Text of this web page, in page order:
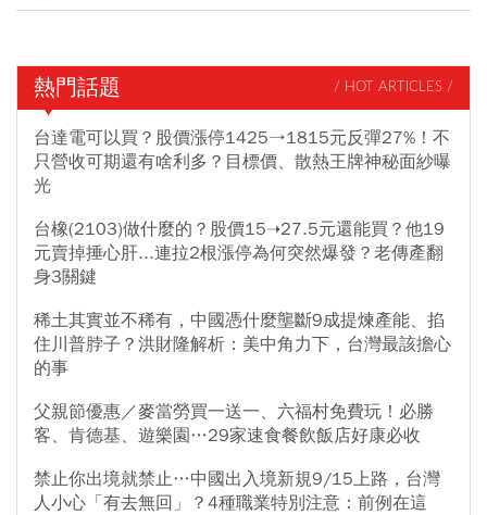
熱門話題 / HOT ARTICLES /
台達電可以買？股價漲停1425→1815元反彈27%！不
只營收可期還有啥利多？目標價、散熱王牌神秘面紗曝
光
台橡(2103)做什麼的？股價15➝27.5元還能買？他19
元賣掉捶心肝...連拉2根漲停為何突然爆發？老傳產翻
身3關鍵
稀土其實並不稀有，中國憑什麼壟斷9成提煉產能、掐
住川普脖子？洪財隆解析：美中角力下，台灣最該擔心
的事
父親節優惠／麥當勞買一送一、六福村免費玩！必勝
客、肯德基、遊樂園…29家速食餐飲飯店好康必收
禁止你出境就禁止…中國出入境新規9/15上路，台灣
人小心「有去無回」？4種職業特別注意：前例在這